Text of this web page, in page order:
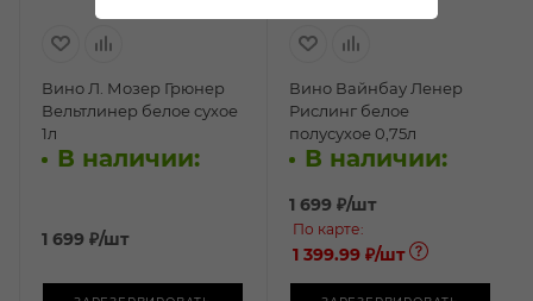
Вино Л. Мозер Грюнер
Вельтлинер белое сухое
1л
В наличии:
1 699 ₽/шт
Вино Вайнбау Ленер
Рислинг белое
полусухое 0,75л
В наличии:
1 699 ₽/шт
По карте:
1 399.99 ₽/шт